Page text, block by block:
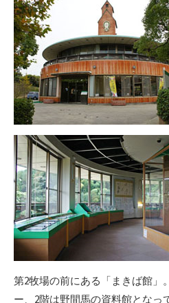
第2牧場の前にある「まきば館」
ー、2階は野間馬の資料館となっ